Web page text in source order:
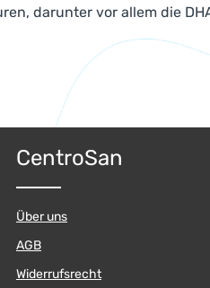
darunter vor allem die
CentroSan
Über uns
AGB
Widerrufsrecht